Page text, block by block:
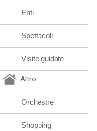
Enti
Spettacoli
Visite guidate
Altro
Orchestre
Shopping